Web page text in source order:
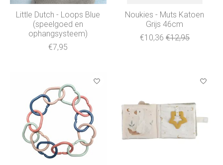
Little Dutch - Loops Blue
(speelgoed en
ophangsysteem)
€7,95
Noukies - Muts Katoen
Grijs 46cm
€10,36 €12,95